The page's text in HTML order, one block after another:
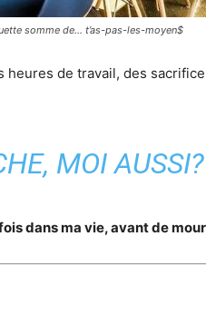
somme de… t’as-pas-les-moyen$
heures de travail, des
MOI AUSSI?
dans ma vie, avant de